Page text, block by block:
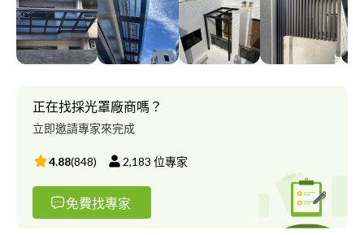
門客製化訂製。 順隆鋁門窗行，在地服務多年，以安全、美觀、
舒適、苛求精工完美的設計規劃到施工，以多年的實做經驗與品質
來完成客戶的理念，讓我們誠實、負責、專業的團隊，來幫你創造
符合人性、優質居家的生活。 我們堅持採用安全合格的材料，合
正在找採光罩廠商嗎？
立即邀請專家來完成
4.88(848) 2,183 位專家
免費找專家